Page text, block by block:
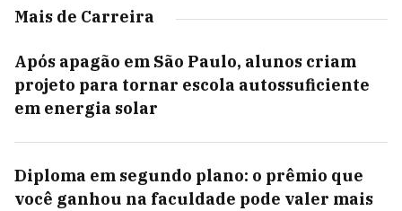
Mais de Carreira
Após apagão em São Paulo, alunos criam
projeto para tornar escola autossuficiente
em energia solar
Diploma em segundo plano: o prêmio que
você ganhou na faculdade pode valer mais